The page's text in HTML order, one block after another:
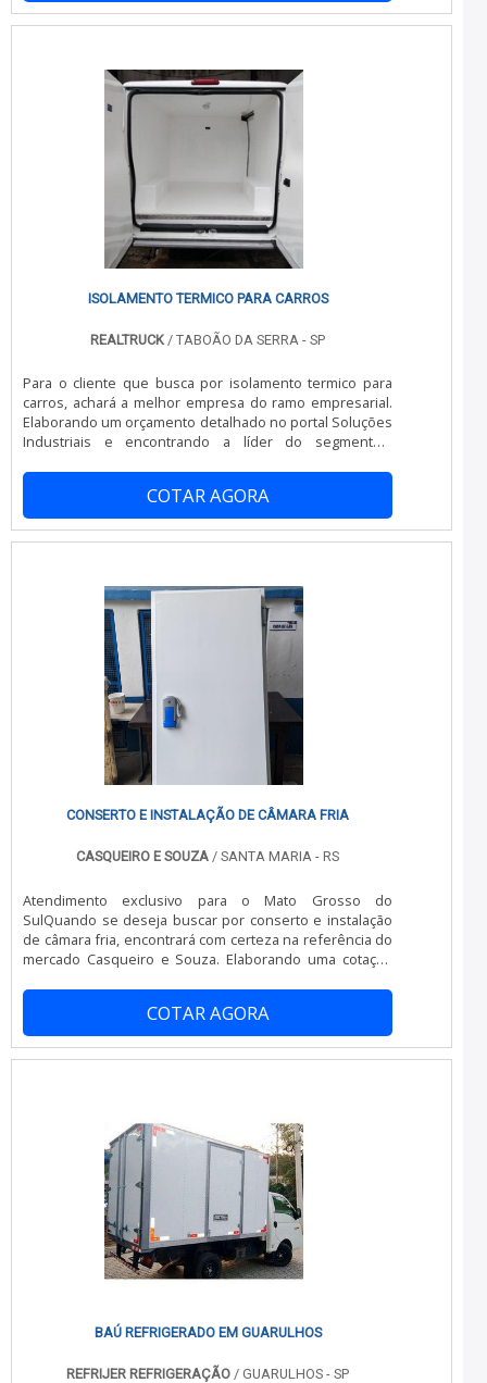
ISOLAMENTO TERMICO PARA CARROS
REALTRUCK/ TABOÃO DA SERRA - SP
Para o cliente que busca por isolamento termico para
carros, achará a melhor empresa do ramo empresarial.
Elaborando um orçamento detalhado no portal Soluções
Industriais e encontrando a líder do segmento.É
adquirido com empresas especializadas no segmento.
Esse tipo de cuidado ajuda a garantir a qualidade e
durabilidade dos materiais, além de evitar prejuízos com
substituições frequentes de produtos ineficazes.
TERMICO PARA CARROSQuem quer encontrar
isolamento termico para carros em uma empresa
responsável, encontra na Realtruck. É possível encontrar
aparelho de refrigeração e aparelho de refrigeração
para van, disponibilizando tudo que há de mais atual
para garantir a qualidade final para cada cliente.Ainda
focando na qualidade em isolamento termico para
carros, é importante buscar uma empresa que tenha
produtos e serviços com ótima qualidade e
assertividade, detalhes que passam despercebidos e
muitas formas diferentes de demonstrar conhecimento
quais a Realtruck é a escolha certa quando procurar por
com o cliente, desde o orçamento até o pós-
venda;Altamente qualificada;Especialista no
segmento;Inovadora; Responsável.PRINCIPAIS
DIFERENCIAIS DA ORGANIZAÇÃOSomente na Realtruck é
possível encontrar a solução para quem busca
isolamento termico para carros. A empresa oferece
opções como instalação e manutenção de aparelho de
refrigeração para transporte e isolamento térmico e
revestimento térmico.É atenciosa e cuidadosa com o
realizadas as atividades e estrutura suficiente para
atender todas as demandas. Tudo isso, unido a uma
equipe treinada e eficiente, garante a melhor
experiência para os clientes com qualidade..
COTAR AGORA
CONSERTO E INSTALAÇÃO DE CÂMARA FRIA
CASQUEIRO E SOUZA / SANTA MARIA - RS
Atendimento exclusivo para o Mato Grosso do
SulQuando se deseja buscar por conserto e instalação
de câmara fria, encontrará com certeza na referência do
mercado Casqueiro e Souza. Elaborando uma cotação
a melhor referência em qualidade.MAIS DETALHES
SOBRE CONSERTO E INSTALAÇÃO DE CÂMARA FRIASe
alguém procurar por conserto e instalação de câmara
fria, consegue encontrar o site da Casqueiro e Souza.
foco total na qualidade.Discorrendo ainda sobre
conserto e instalação de câmara fria, mais do que visar
apenas lucratividade, deve oferecer produtos e serviços
que tenham ótima qualidade e precisão, detalhes que
passam despercebidos e podem gerar prejuízo futuros
para os clientes.Há muitas maneiras eficientes de
demonstrar competência e excelência em sua área de
atuação. Boas razões pelas quais a Casqueiro e Souza é
Responsável; Altamente qualificada;
EMPRESASomente na Casqueiro e Souza tem a solução
COTAR AGORA
BAÚ REFRIGERADO EM GUARULHOS
REFRIJER REFRIGERAÇÃO / GUARULHOS - SP